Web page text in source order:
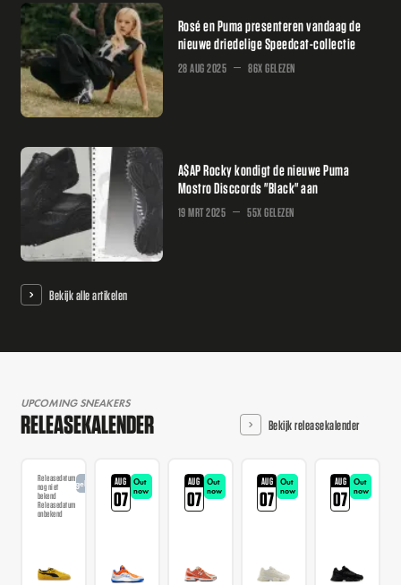
Rosé en Puma presenteren vandaag de
nieuwe driedelige Speedcat-collectie
28 AUG 2025 86X GELEZEN
A$AP Rocky kondigt de nieuwe Puma
Mostro Disccords "Black" aan
19 MRT 2025 55X GELEZEN
Bekijk alle artikelen
UPCOMING SNEAKERS
RELEASEKALENDER Bekijk releasekalender
Releasedatum
nog niet
bekend
Releasedatum
onbekend
Aangekondigd AUG
07
Out
now
AUG
07
Out
now
AUG
07
Out
now
AUG
07
Out
now